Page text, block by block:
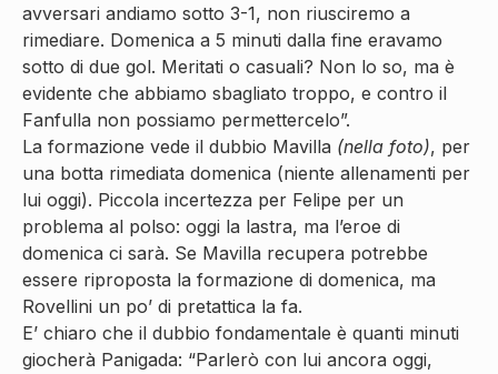
avversari andiamo sotto 3-1, non riusciremo a
rimediare. Domenica a 5 minuti dalla fine eravamo
sotto di due gol. Meritati o casuali? Non lo so, ma è
evidente che abbiamo sbagliato troppo, e contro il
Fanfulla non possiamo permettercelo”.
La formazione vede il dubbio Mavilla (nella foto), per
una botta rimediata domenica (niente allenamenti per
lui oggi). Piccola incertezza per Felipe per un
problema al polso: oggi la lastra, ma l’eroe di
domenica ci sarà. Se Mavilla recupera potrebbe
essere riproposta la formazione di domenica, ma
Rovellini un po’ di pretattica la fa.
E’ chiaro che il dubbio fondamentale è quanti minuti
giocherà Panigada: “Parlerò con lui ancora oggi,